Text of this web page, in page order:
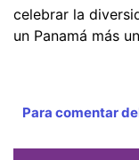
celebrar la
un Panamá más
Para comentar